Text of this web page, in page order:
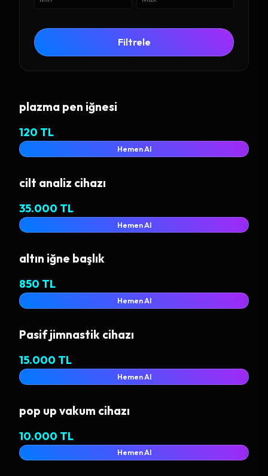
Filtrele
plazma pen iğnesi
120 TL
Hemen Al
cilt analiz cihazı
35.000 TL
Hemen Al
altın iğne başlık
850 TL
Hemen Al
Pasif jimnastik cihazı
15.000 TL
Hemen Al
pop up vakum cihazı
10.000 TL
Hemen Al